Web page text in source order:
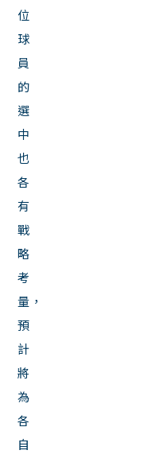
位
球
員
的
選
中
也
各
有
戰
略
考
量，
預
計
將
為
各
自